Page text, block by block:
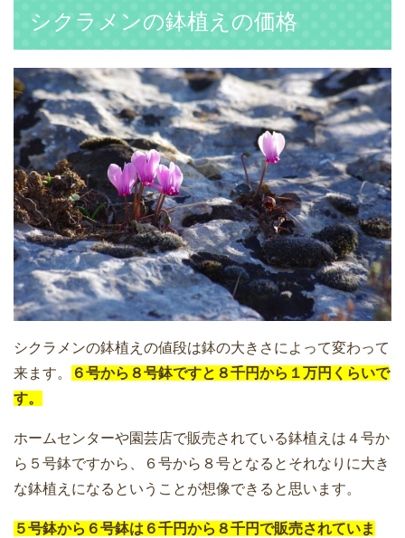
シクラメンの鉢植えの価格
シクラメンの鉢植えの値段は鉢の大きさによって変わって
来ます。
６号から８号鉢ですと８千円から１万円くらいで
す。
ホームセンターや園芸店で販売されている鉢植えは４号か
ら５号鉢ですから、６号から８号となるとそれなりに大き
な鉢植えになるということが想像できると思います。
５号鉢から６号鉢は６千円から８千円で販売されていま